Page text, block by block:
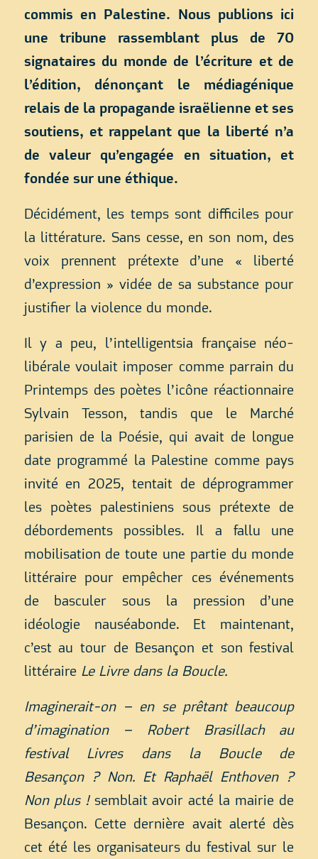
commis en Palestine. Nous publions ici
une tribune rassemblant plus de 70
signataires du monde de l’écriture et de
l’édition, dénonçant le médiagénique
relais de la propagande israëlienne et ses
soutiens, et rappelant que la liberté n’a
de valeur qu’engagée en situation, et
fondée sur une éthique.
Décidément, les temps sont difficiles pour
la littérature. Sans cesse, en son nom, des
voix prennent prétexte d’une « liberté
d’expression » vidée de sa substance pour
justifier la violence du monde.
Il y a peu, l’intelligentsia française néo-
libérale voulait imposer comme parrain du
Printemps des poètes l’icône réactionnaire
Sylvain Tesson, tandis que le Marché
parisien de la Poésie, qui avait de longue
date programmé la Palestine comme pays
invité en 2025, tentait de déprogrammer
les poètes palestiniens sous prétexte de
débordements possibles. Il a fallu une
mobilisation de toute une partie du monde
littéraire pour empêcher ces événements
de basculer sous la pression d’une
idéologie nauséabonde. Et maintenant,
c’est au tour de Besançon et son festival
littéraire Le Livre dans la Boucle.
Imaginerait-on – en se prêtant beaucoup
d’imagination – Robert Brasillach au
festival Livres dans la Boucle de
Besançon ? Non. Et Raphaël Enthoven ?
Non plus !semblait avoir acté la mairie de
Besançon. Cette dernière avait alerté dès
cet été les organisateurs du festival sur le